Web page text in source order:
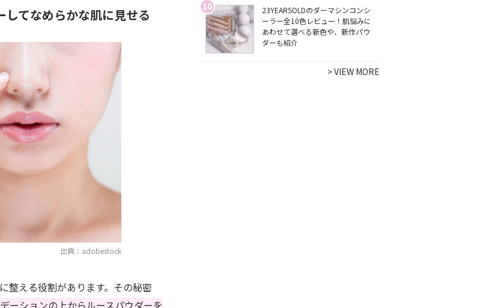
してなめらかな肌に見せる
出典：adobestock
整える役割があります。その秘密
ーションの上からルースパウダーを
10
23YEARSOLDのダーマシンコンシ
ーラー全10色レビュー！肌悩みに
あわせて選べる新色や、新作パウ
ダーも紹介
>VIEW MORE